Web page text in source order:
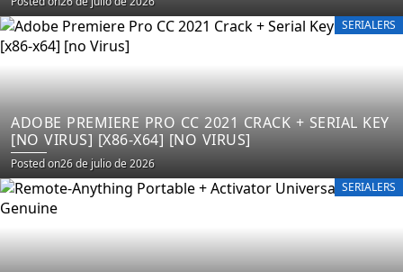
SERIALERS
ADOBE PREMIERE PRO CC 2021 CRACK + SERIAL KEY
[NO VIRUS] [X86-X64] [NO VIRUS]
Posted on26 de julio de 2026
SERIALERS